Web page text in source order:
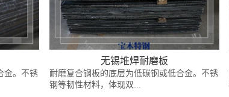
金。不锈
无锡堆焊耐磨板
耐磨复合钢板的底层为低碳钢或低合金。不锈
钢等韧性材料，体现双...